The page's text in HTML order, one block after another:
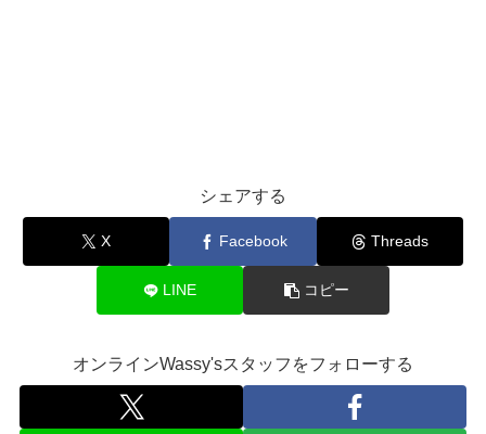
シェアする
X Facebook Threads
LINE コピー
オンラインWassy'sスタッフをフォローする